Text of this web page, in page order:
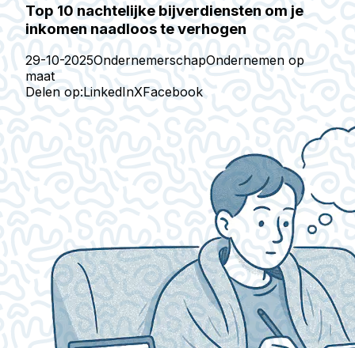
Top 10 nachtelijke bijverdiensten om je
inkomen naadloos te verhogen
29-10-2025OndernemerschapOndernemen op
maat
Delen op:LinkedInXFacebook